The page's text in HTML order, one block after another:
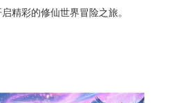
精彩的修仙世界冒险之旅。